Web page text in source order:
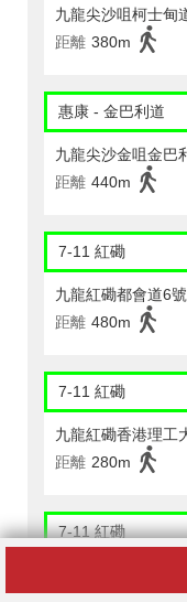
九龍尖沙咀柯士甸
距離 380m
惠康 - 金巴利道
九龍尖沙金咀金巴
距離 440m
7-11 紅磡
九龍紅磡都會道6
距離 480m
7-11 紅磡
九龍紅磡香港理工
距離 280m
7-11 紅磡
港鐵紅磡站非繳